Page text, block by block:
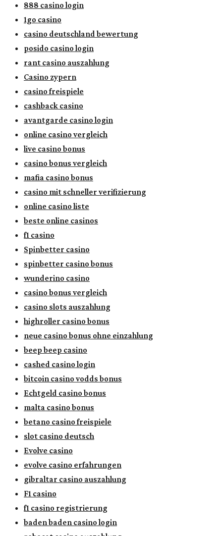
888 casino login
1go casino
casino deutschland bewertung
posido casino login
rant casino auszahlung
Casino zypern
casino freispiele
cashback casino
avantgarde casino login
online casino vergleich
live casino bonus
casino bonus vergleich
mafia casino bonus
casino mit schneller verifizierung
online casino liste
beste online casinos
f1 casino
Spinbetter casino
spinbetter casino bonus
wunderino casino
casino bonus vergleich
casino slots auszahlung
highroller casino bonus
neue casino bonus ohne einzahlung
beep beep casino
cashed casino login
bitcoin casino vodds bonus
Echtgeld casino bonus
malta casino bonus
betano casino freispiele
slot casino deutsch
Evolve casino
evolve casino erfahrungen
gibraltar casino auszahlung
F1 casino
f1 casino registrierung
baden baden casino login